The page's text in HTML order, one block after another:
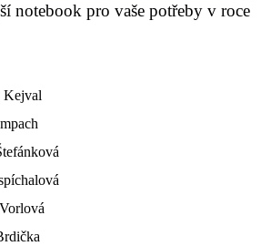
notebook pro vaše potřeby v roce
Kejval